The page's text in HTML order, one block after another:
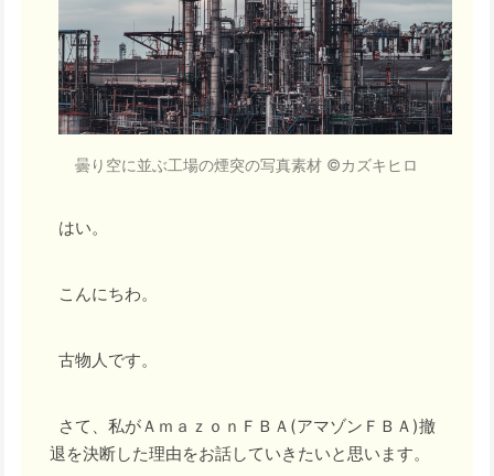
曇り空に並ぶ工場の煙突の写真素材 ©カズキヒロ
はい。
こんにちわ。
古物人です。
さて、私がＡｍａｚｏｎＦＢＡ(アマゾンＦＢＡ)撤
退を決断した理由をお話していきたいと思います。